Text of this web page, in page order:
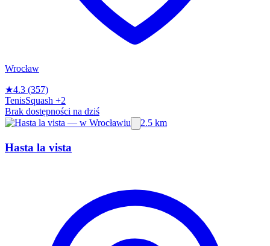
Wrocław
★4.3 (357)
TenisSquash +2
Brak dostępności na dziś
2.5 km
Hasta la vista